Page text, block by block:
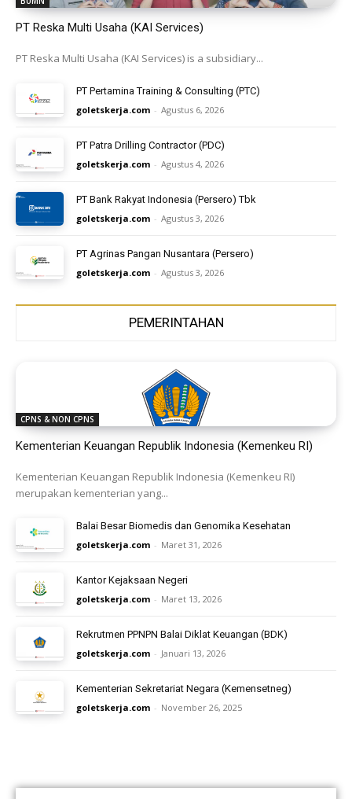
PT Reska Multi Usaha (KAI Services)
PT Reska Multi Usaha (KAI Services) is a subsidiary...
PT Pertamina Training & Consulting (PTC)
goletskerja.com - Agustus 6, 2026
PT Patra Drilling Contractor (PDC)
goletskerja.com - Agustus 4, 2026
PT Bank Rakyat Indonesia (Persero) Tbk
goletskerja.com - Agustus 3, 2026
PT Agrinas Pangan Nusantara (Persero)
goletskerja.com - Agustus 3, 2026
PEMERINTAHAN
CPNS & NON CPNS
Kementerian Keuangan Republik Indonesia (Kemenkeu RI)
Kementerian Keuangan Republik Indonesia (Kemenkeu RI)
merupakan kementerian yang...
Balai Besar Biomedis dan Genomika Kesehatan
goletskerja.com - Maret 31, 2026
Kantor Kejaksaan Negeri
goletskerja.com - Maret 13, 2026
Rekrutmen PPNPN Balai Diklat Keuangan (BDK)
goletskerja.com - Januari 13, 2026
Kementerian Sekretariat Negara (Kemensetneg)
goletskerja.com - November 26, 2025